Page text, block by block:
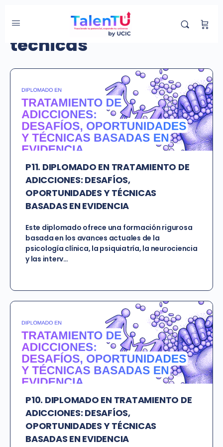
Etiqueta de Curso:
técnicas
P11. DIPLOMADO EN TRATAMIENTO DE
ADICCIONES: DESAFÍOS,
OPORTUNIDADES Y TÉCNICAS
BASADAS EN EVIDENCIA
Este diplomado ofrece una formación rigurosa
basada en los avances actuales de la
psicología clínica, la psiquiatría, la neurociencia
y las interv…
P10. DIPLOMADO EN TRATAMIENTO DE
ADICCIONES: DESAFÍOS,
OPORTUNIDADES Y TÉCNICAS
BASADAS EN EVIDENCIA